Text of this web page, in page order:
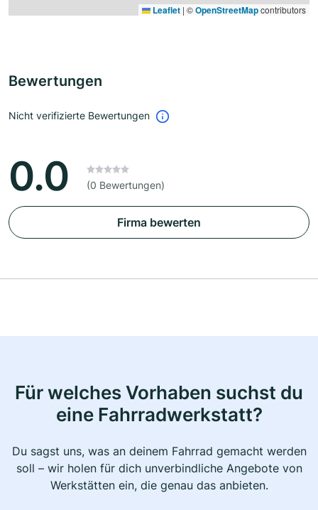
Leaflet | ©OpenStreetMapcontributors
Bewertungen
Nicht verifizierte Bewertungen
0.0 (0 Bewertungen)
Firma bewerten
Für welches Vorhaben suchst du
eine Fahrradwerkstatt?
Du sagst uns, was an deinem Fahrrad gemacht werden
soll – wir holen für dich unverbindliche Angebote von
Werkstätten ein, die genau das anbieten.